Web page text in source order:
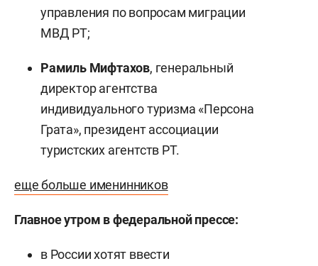
управления по вопросам миграции
МВД РТ;
Рамиль Мифтахов, генеральный
директор агентства
индивидуального туризма «Персона
Грата», президент ассоциации
туристских агентств РТ.
еще больше именинников
Главное утром в федеральной прессе:
в России хотят ввести